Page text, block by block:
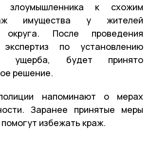
злоумышленника к схожим
имущества у жителей
округа. После проведения
по установлению
ущерба, будет принято
решение.
напоминают о мерах
Заранее принятые меры
избежать краж.